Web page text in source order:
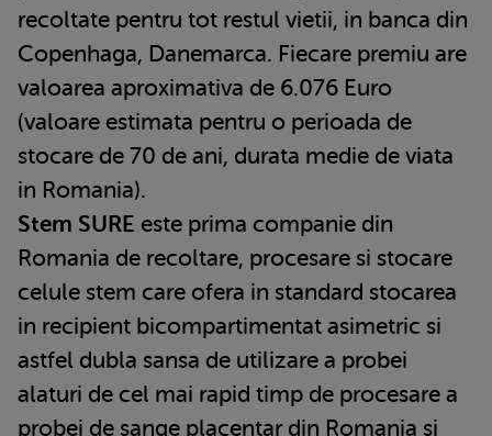
recoltate pentru tot restul vietii, in banca din
Copenhaga, Danemarca. Fiecare premiu are
valoarea aproximativa de 6.076 Euro
(valoare estimata pentru o perioada de
stocare de 70 de ani, durata medie de viata
in Romania).
Stem SURE este prima companie din
Romania de recoltare, procesare si stocare
celule stem care ofera in standard stocarea
in recipient bicompartimentat asimetric si
astfel dubla sansa de utilizare a probei
alaturi de cel mai rapid timp de procesare a
probei de sange placentar din Romania si